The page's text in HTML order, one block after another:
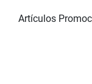
Artículos